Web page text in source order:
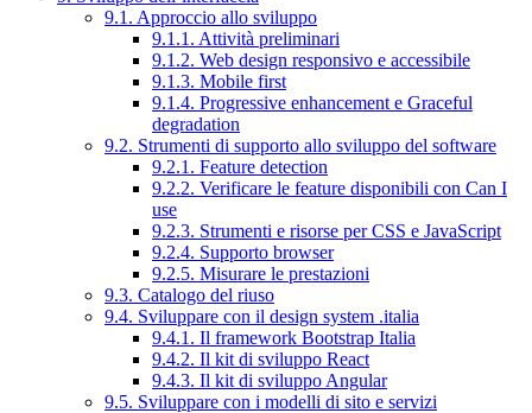
9.1. Approccio allo sviluppo
9.1.1. Attività preliminari
9.1.2. Web design responsivo e accessibile
9.1.3. Mobile first
9.1.4. Progressive enhancement e Graceful
degradation
9.2. Strumenti di supporto allo sviluppo del software
9.2.1. Feature detection
9.2.2. Verificare le feature disponibili con Can I
use
9.2.3. Strumenti e risorse per CSS e JavaScript
9.2.4. Supporto browser
9.2.5. Misurare le prestazioni
9.3. Catalogo del riuso
9.4. Sviluppare con il design system .italia
9.4.1. Il framework Bootstrap Italia
9.4.2. Il kit di sviluppo React
9.4.3. Il kit di sviluppo Angular
9.5. Sviluppare con i modelli di sito e servizi